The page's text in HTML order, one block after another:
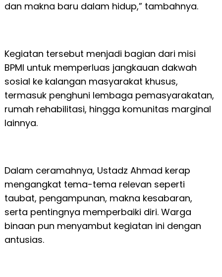
dan makna baru dalam hidup,” tambahnya.
Kegiatan tersebut menjadi bagian dari misi
BPMI untuk memperluas jangkauan dakwah
sosial ke kalangan masyarakat khusus,
termasuk penghuni lembaga pemasyarakatan,
rumah rehabilitasi, hingga komunitas marginal
lainnya.
Dalam ceramahnya, Ustadz Ahmad kerap
mengangkat tema-tema relevan seperti
taubat, pengampunan, makna kesabaran,
serta pentingnya memperbaiki diri. Warga
binaan pun menyambut kegiatan ini dengan
antusias.